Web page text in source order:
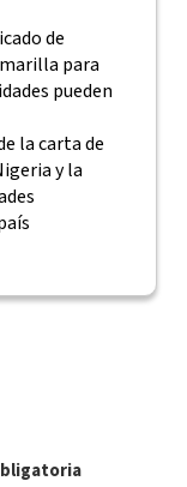
de
para
pueden
la carta de
y la